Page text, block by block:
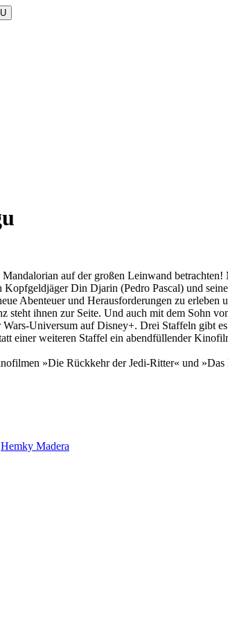
auf der großen Leinwand
Din Djarin (Pedro Pascal) und
Abenteuer und Herausforderungen zu
steht ihnen zur Seite. Und auch mit dem Sohn
Universum auf Disney+. Drei Staffeln gibt
einer weiteren Staffel ein abendfüllender
»Die Rückkehr der Jedi-Ritter« und
Hemky Madera